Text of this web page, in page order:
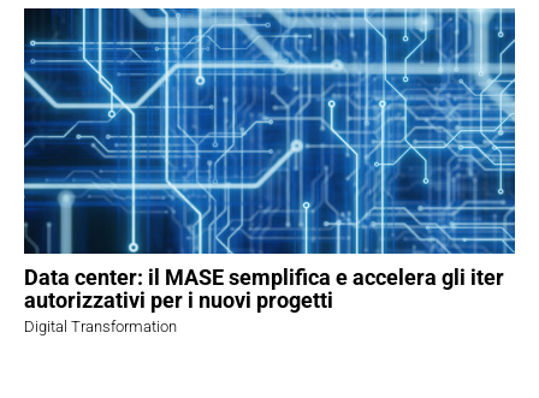
Data center: il MASE semplifica e accelera gli iter
autorizzativi per i nuovi progetti
Digital Transformation